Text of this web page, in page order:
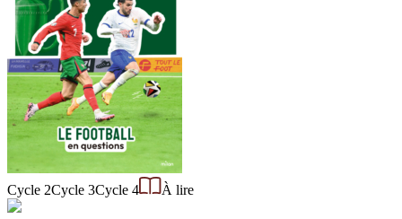
Cycle 2Cycle 3Cycle 4 À lire